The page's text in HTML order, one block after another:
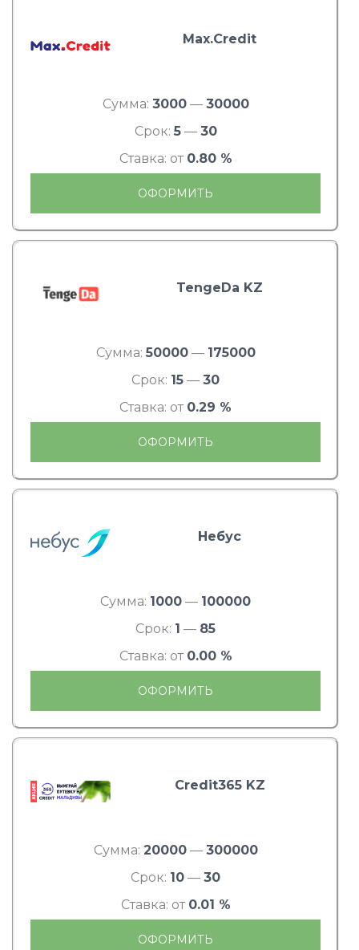
Max.Credit
Сумма: 3000— 30000
Срок: 5— 30
Ставка: от 0.80 %
ОФОРМИТЬ
TengeDa KZ
Сумма: 50000— 175000
Срок: 15 — 30
Ставка: от 0.29 %
ОФОРМИТЬ
Небус
Сумма: 1000 — 100000
Срок: 1 — 85
Ставка: от 0.00 %
ОФОРМИТЬ
Credit365 KZ
Сумма: 20000— 300000
Срок: 10 — 30
Ставка: от 0.01 %
ОФОРМИТЬ